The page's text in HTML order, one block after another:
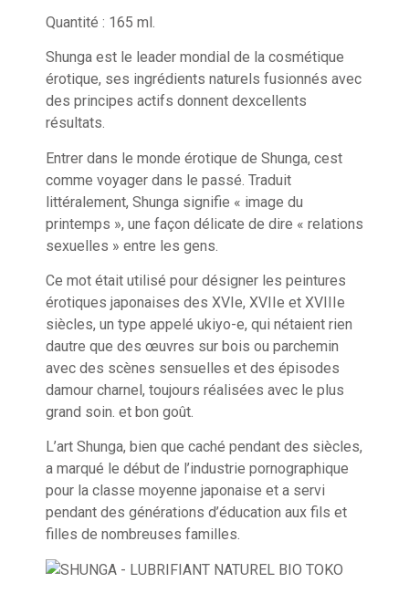
Quantité : 165 ml.
Shunga est le leader mondial de la cosmétique
érotique, ses ingrédients naturels fusionnés avec
des principes actifs donnent dexcellents
résultats.
Entrer dans le monde érotique de Shunga, cest
comme voyager dans le passé. Traduit
littéralement, Shunga signifie « image du
printemps », une façon délicate de dire « relations
sexuelles » entre les gens.
Ce mot était utilisé pour désigner les peintures
érotiques japonaises des XVIe, XVIIe et XVIIIe
siècles, un type appelé ukiyo-e, qui nétaient rien
dautre que des œuvres sur bois ou parchemin
avec des scènes sensuelles et des épisodes
damour charnel, toujours réalisées avec le plus
grand soin. et bon goût.
L’art Shunga, bien que caché pendant des siècles,
a marqué le début de l’industrie pornographique
pour la classe moyenne japonaise et a servi
pendant des générations d’éducation aux fils et
filles de nombreuses familles.